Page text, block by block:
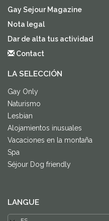
Gay Sejour Magazine
Nota legal
Dar de alta tus actividad
Contact
LA SELECCIÓN
Gay Only
Naturismo
Lesbian
Alojamientos inusuales
Vacaciones en la montaña
Spa
Séjour Dog friendly
LANGUE